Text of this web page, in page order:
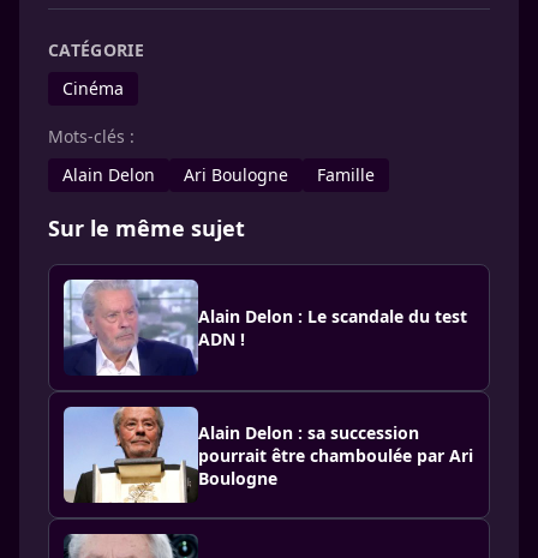
CATÉGORIE
Cinéma
Mots-clés :
Alain Delon
Ari Boulogne Famille
Sur le même sujet
Alain Delon : Le scandale du test
ADN !
Alain Delon : sa succession
pourrait être chamboulée par Ari
Boulogne